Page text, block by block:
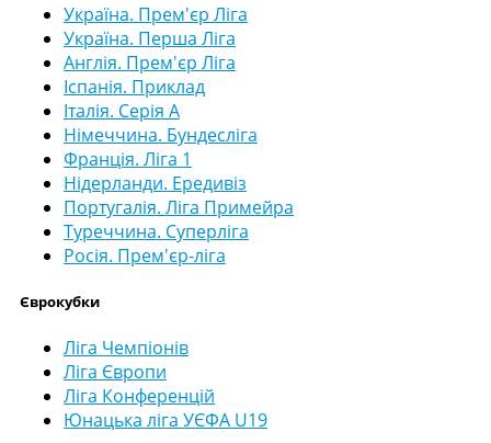
Україна. Прем'єр Ліга
Україна. Перша Ліга
Англія. Прем'єр Ліга
Іспанія. Приклад
Італія. Серія А
Німеччина. Бундесліга
Франція. Ліга 1
Нідерланди. Ередивіз
Португалія. Ліга Примейра
Туреччина. Суперліга
Росія. Прем'єр-ліга
Єврокубки
Ліга Чемпіонів
Ліга Європи
Ліга Конференцій
Юнацька ліга УЄФА U19